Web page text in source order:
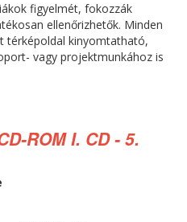
figyelmét, fokozzák
ellenőrizhetők. Minden
térképoldal kinyomtatható,
vagy projektmunkához is
ROM I. CD - 5.